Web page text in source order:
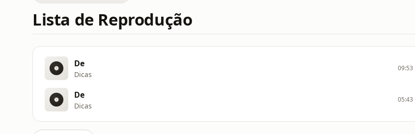
Lista de Reprodução
De
Dicas
09:53
De
Dicas
05:43